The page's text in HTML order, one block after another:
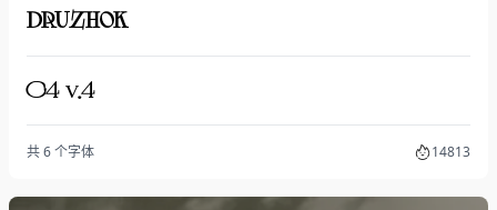
DRUZHOK
C4 v.4
共 6 个字体 14813